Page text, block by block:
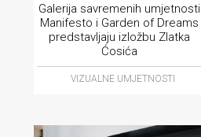
Galerija savremenih umjetnosti
Manifesto i Garden of Dreams
predstavljaju izložbu Zlatka
Ćosića
VIZUALNE UMJETNOSTI